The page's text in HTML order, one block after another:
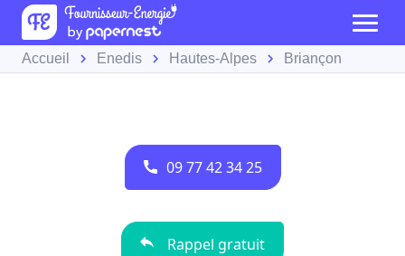
Accueil Enedis Hautes-Alpes Briançon